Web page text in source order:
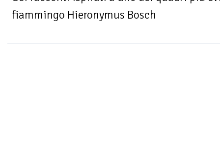
fiammingo Hieronymus Bosch